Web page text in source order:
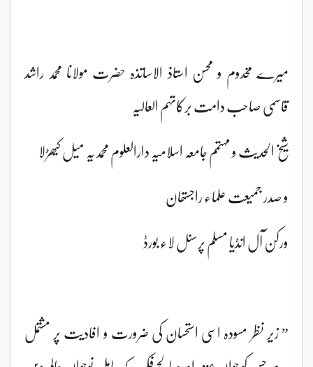
میرے مخدوم و محسن استاذ الاساتذہ حضرت مولانا محمد راشد
قاسمی صاحب دامت برکاتہم العالیہ
شیخ الحدیث و مہتمم جامعہ اسلامیہ دارالعلوم محمدیہ میل کیھڑلا
و صدر جمیعت علماء راجستھان
ورکن آل انڈیا مسلم پرسنل لاء بورڈ
” زیر نظر مسودہ اسی استحسان کی ضرورت و افادیت پر مشتمل